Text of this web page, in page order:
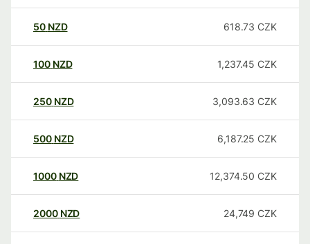
50 NZD 618.73 CZK
100 NZD 1,237.45 CZK
250 NZD 3,093.63 CZK
500 NZD 6,187.25 CZK
1000 NZD 12,374.50 CZK
2000 NZD 24,749 CZK